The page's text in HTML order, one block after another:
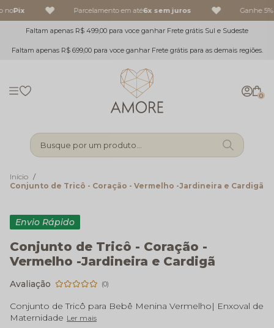
noPix Parcelamento em até6x sem juros Ganhe 5%
Faltam apenas R$ 499,00 para voce ganhar Frete grátis Sul e Sudeste
Faltam apenas R$ 699,00 para voce ganhar Frete grátis para as demais regiões.
0
Busque por um produto...
Início
Conjunto de Tricô - Coração - Vermelho -Jardineira e Cardigã
Envio Rápido
Conjunto de Tricô - Coração -
Vermelho -Jardineira e Cardigã
(0)
Conjunto de Tricô para Bebê Menina Vermelho| Enxoval de
Maternidade Ler mais